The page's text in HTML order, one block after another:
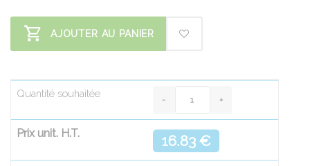
AJOUTER AU PANIER
Quantité souhaitée
Prix unit. H.T. 16.83 €